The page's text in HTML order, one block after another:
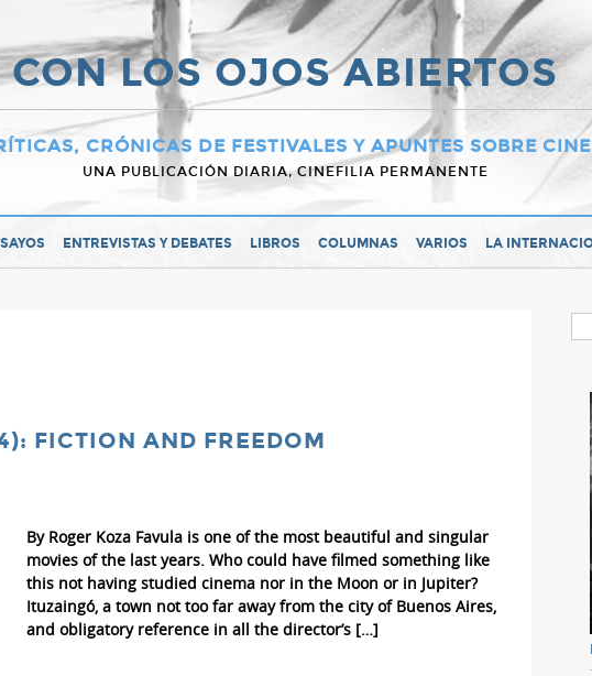
CON LOS OJOS ABIERTOS
CRÓNICAS DE FESTIVALES Y APUNTES SOBRE CINE
UNA PUBLICACIÓN DIARIA, CINEFILIA PERMANENTE
ENTREVISTAS Y DEBATES LIBROS COLUMNAS VARIOS LA
FICTION AND FREEDOM
By Roger Koza Favula is one of the most beautiful and singular
movies of the last years. Who could have filmed something like
this not having studied cinema nor in the Moon or in Jupiter?
Ituzaingó, a town not too far away from the city of Buenos Aires,
and obligatory reference in all the director’s […]